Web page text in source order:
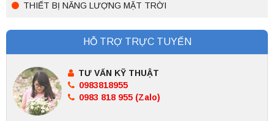
THIẾT BỊ NĂNG LƯỢNG MẶT TRỜI
HỖ TRỢ TRỰC TUYẾN
TƯ VẤN KỸ THUẬT
0983818955
0983 818 955 (Zalo)